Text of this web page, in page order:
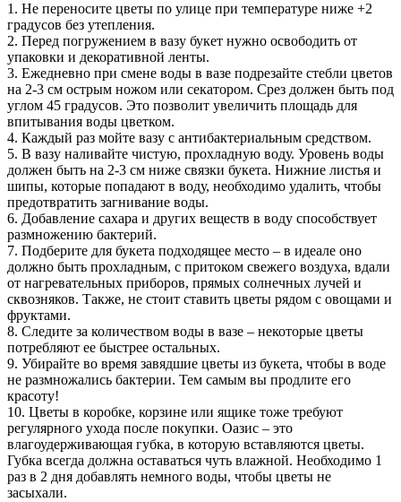
1. Не переносите цветы по улице при температуре ниже +2
градусов без утепления.
2. Перед погружением в вазу букет нужно освободить от
упаковки и декоративной ленты.
3. Ежедневно при смене воды в вазе подрезайте стебли цветов
на 2-3 см острым ножом или секатором. Срез должен быть под
углом 45 градусов. Это позволит увеличить площадь для
впитывания воды цветком.
4. Каждый раз мойте вазу с антибактериальным средством.
5. В вазу наливайте чистую, прохладную воду. Уровень воды
должен быть на 2-3 см ниже связки букета. Нижние листья и
шипы, которые попадают в воду, необходимо удалить, чтобы
предотвратить загнивание воды.
6. Добавление сахара и других веществ в воду способствует
размножению бактерий.
7. Подберите для букета подходящее место – в идеале оно
должно быть прохладным, с притоком свежего воздуха, вдали
от нагревательных приборов, прямых солнечных лучей и
сквозняков. Также, не стоит ставить цветы рядом с овощами и
фруктами.
8. Следите за количеством воды в вазе – некоторые цветы
потребляют ее быстрее остальных.
9. Убирайте во время завядшие цветы из букета, чтобы в воде
не размножались бактерии. Тем самым вы продлите его
красоту!
10. Цветы в коробке, корзине или ящике тоже требуют
регулярного ухода после покупки. Оазис – это
влагоудерживающая губка, в которую вставляются цветы.
Губка всегда должна оставаться чуть влажной. Необходимо 1
раз в 2 дня добавлять немного воды, чтобы цветы не
засыхали.